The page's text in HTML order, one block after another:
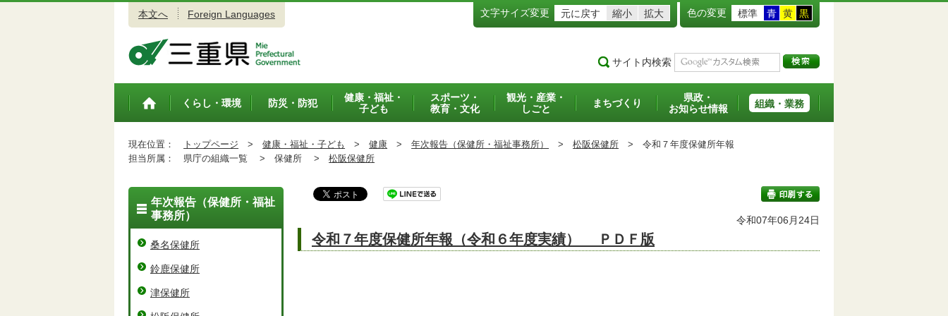
本文へ Foreign Languages 文字サイズ変更 元に戻す 縮小 拡大 色の変更 標準 青 黄 黒
サイト内検索
トップペ
くらし・環境 防災・防犯
健康・福祉・
子ども
スポーツ・
教育・文化
観光・産業・
しごと
まちづくり
県政・
お知らせ情報
組織・業務
現在位置： トップページ > 健康・福祉・子ども > 健康 > 年次報告（保健所・福祉事務所） > 松阪保健所 > 令和７年度保健所年報
担当所属：
県庁の組織一覧 > 保健所 > 松阪保健所
印刷する
令和07年06月24日
令和７年度保健所年報（令和６年度実績） ＰＤＦ版
年次報告（保健所・福祉
事務所）
桑名保健所
鈴鹿保健所
津保健所